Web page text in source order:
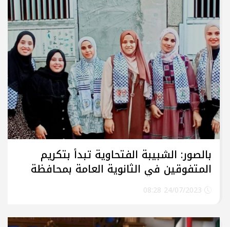
بالصور: الشبيبة الفتحاوية تبدأ بتكريم
المتفوقين في الثانوية العامة بمحافظة
رفح